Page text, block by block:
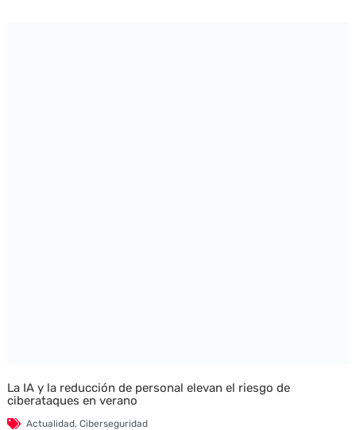
La IA y la reducción de personal elevan el riesgo de
ciberataques en verano
Actualidad, Ciberseguridad